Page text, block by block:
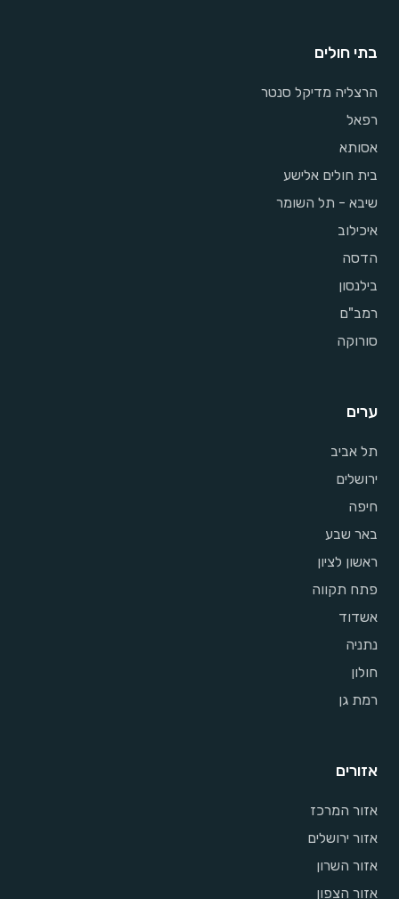
בתי חולים
הרצליה מדיקל סנטר
רפאל
אסותא
בית חולים אלישע
שיבא - תל השומר
איכילוב
הדסה
בילנסון
רמב"ם
סורוקה
ערים
תל אביב
ירושלים
חיפה
באר שבע
ראשון לציון
פתח תקווה
אשדוד
נתניה
חולון
רמת גן
אזורים
אזור המרכז
אזור ירושלים
אזור השרון
אזור הצפון